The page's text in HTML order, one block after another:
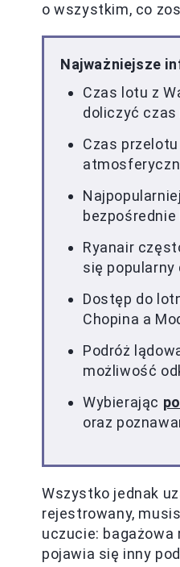
o wszystkim, co
Najważniejsze
Czas lotu z
doliczyć czas
Czas
bezpośrednie
Ryanair
się
Dostęp do
Chopina a
Podróż
możliwość
Wybierając
oraz
Wszystko jednak
rejestrowany,
uczucie: bagażowa
pojawia się inny